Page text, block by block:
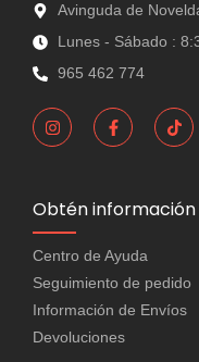
Avinguda de
Lunes - Sábado :
965 462 774
Obtén información
Centro de Ayuda
Seguimiento de pedido
Información de Envíos
Devoluciones